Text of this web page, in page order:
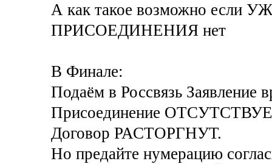
А как такое возможно если
ПРИСОЕДИНЕНИЯ нет
В Финале:
Подаём в Россвязь Заявление
Присоединение
Договор РАСТОРГНУТ.
Но предайте нумерацию